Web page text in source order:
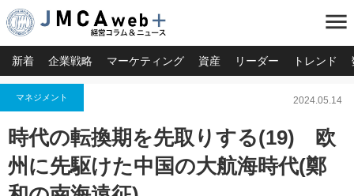
menu
新着 企業戦略 マーケティング 資産 リーダー トレンド
マネジメント 2024.05.14
時代の転換期を先取りする(19) 欧
州に先駆けた中国の大航海時代(鄭